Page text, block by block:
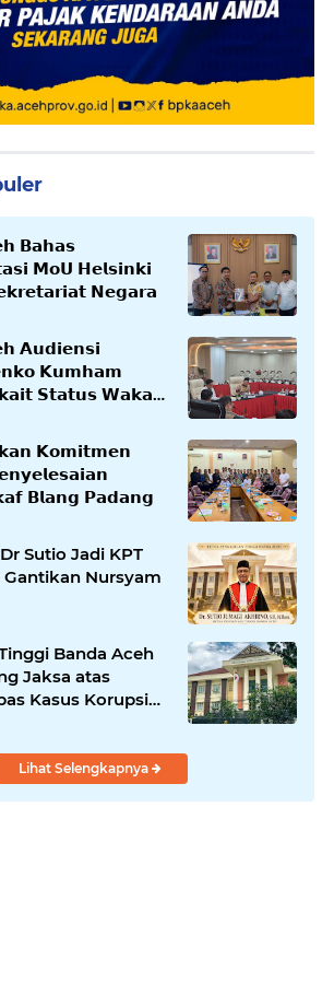
𝗕𝗮𝗵𝗮𝘀
𝗠𝗼𝗨 𝗛𝗲𝗹𝘀𝗶𝗻𝗸𝗶
𝗡𝗲𝗴𝗮𝗿𝗮
𝗔𝘂𝗱𝗶𝗲𝗻𝘀𝗶
𝗞𝘂𝗺𝗵𝗮𝗺
𝗦𝘁𝗮𝘁𝘂𝘀 𝗪𝗮𝗸𝗮𝗳
𝗞𝗼𝗺𝗶𝘁𝗺𝗲𝗻
𝗕𝗹𝗮𝗻𝗴 𝗣𝗮𝗱𝗮𝗻𝗴
Sutio Jadi KPT
Gantikan Nursyam
Banda Aceh
Jaksa atas
Kasus Korupsi
Lihat Selengkapnya